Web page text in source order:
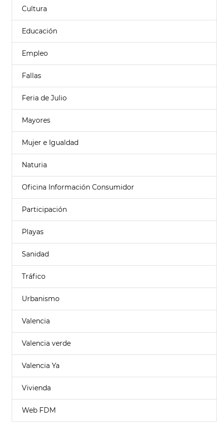
Cultura
Educación
Empleo
Fallas
Feria de Julio
Mayores
Mujer e Igualdad
Naturia
Oficina Información Consumidor
Participación
Playas
Sanidad
Tráfico
Urbanismo
Valencia
Valencia verde
Valencia Ya
Vivienda
Web FDM